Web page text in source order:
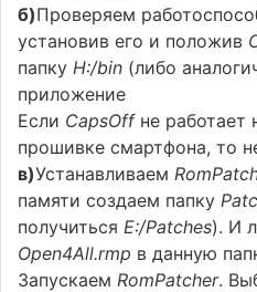
б)Проверяем
установив его и положив
папку H:/bin (либо
приложение
Если CapsOffне работает
прошивке смартфона, то
в)Устанавливаем
памяти создаем папку
получиться E:/Patches). И
Open4All.rmp в данную
Запускаем RomPatcher.